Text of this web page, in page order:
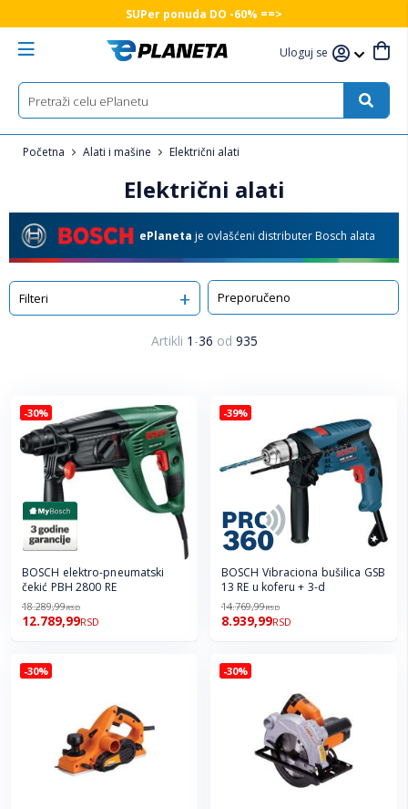
SUPer ponuda DO -60% ==>
Uloguj se
Početna Alati i mašine Električni alati
Električni alati
ePlaneta je ovlašćeni distributer Bosch alata
Filteri
Artikli 1 -36 od 935
Sortiraj
-30%
BOSCH elektro-pneumatski
čekić PBH 2800 RE
18.289,99RSD
12.789,99RSD
-39%
BOSCH Vibraciona bušilica GSB
13 RE u koferu + 3-d
14.769,99RSD
8.939,99RSD
-30% -30%